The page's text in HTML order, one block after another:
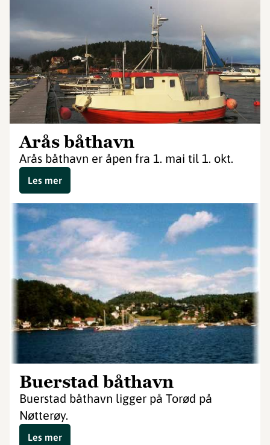
Arås båthavn
Arås båthavn er åpen fra 1. mai til 1. okt.
Les mer
Buerstad båthavn
Buerstad båthavn ligger på Torød på
Nøtterøy.
Les mer